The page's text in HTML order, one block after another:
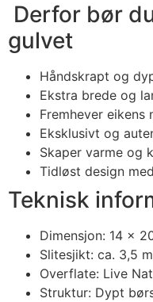
Derfor bør
gulvet
Håndskrapt og
Ekstra brede og
Fremhever
Eksklusivt og
Skaper varme og
Tidløst design
Teknisk
Dimensjon: 14 x
Slitesjikt: ca. 3,5
Overflate: Live
Struktur: Dypt